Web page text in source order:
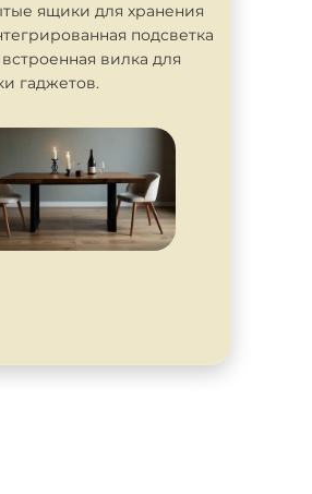
ящики для хранения
подсветка
вилка для
гаджетов.